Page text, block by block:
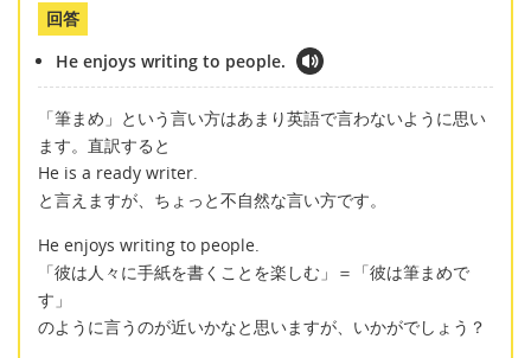
回答
He enjoys writing to people.
「筆まめ」という言い方はあまり英語で言わないように思い
ます。直訳すると
He is a ready writer.
と言えますが、ちょっと不自然な言い方です。
He enjoys writing to people.
「彼は人々に手紙を書くことを楽しむ」＝「彼は筆まめで
す」
のように言うのが近いかなと思いますが、いかがでしょう？